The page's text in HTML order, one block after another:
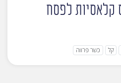
קלאסיות לפסח
קל כשר פרווה